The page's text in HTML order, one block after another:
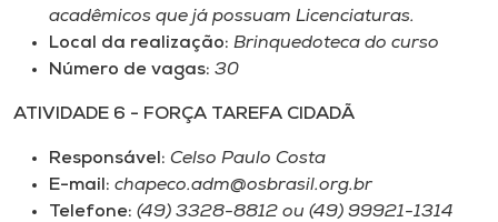
acadêmicos que já possuam Licenciaturas.
Local da realização: Brinquedoteca do curso
Número de vagas: 30
ATIVIDADE 6 - FORÇA TAREFA CIDADÃ
Responsável: Celso Paulo Costa
E-mail: chapeco.adm@osbrasil.org.br
Telefone: (49) 3328-8812 ou (49) 99921-1314